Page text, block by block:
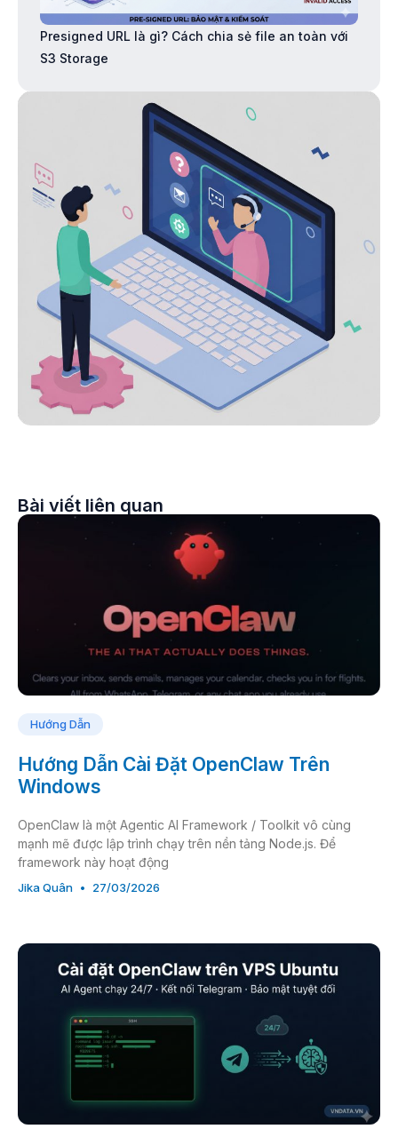
Presigned URL là gì? Cách chia sẻ file an toàn với
S3 Storage
Bài viết liên quan
Hướng Dẫn
Hướng Dẫn Cài Đặt OpenClaw Trên
Windows
OpenClaw là một Agentic AI Framework / Toolkit vô cùng
mạnh mẽ được lập trình chạy trên nền tảng Node.js. Để
framework này hoạt động
Jika Quân 27/03/2026